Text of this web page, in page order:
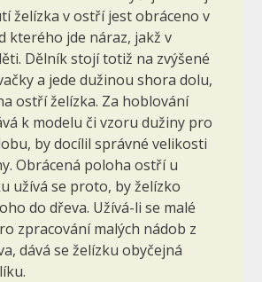
želízka v ostří jest obráceno v
kterého jde náraz, jakž v
Dělník stojí totiž na zvýšené
a jede dužinou shora dolu,
ostří želízka. Za hoblování
k modelu či vzoru dužiny pro
by do­cílil správné velikosti
Obrácená poloha ostří u
užívá se proto, by želízko
do dřeva. Užívá-li se malé
zpracování malých nádob z
dává se želízku obyčejná